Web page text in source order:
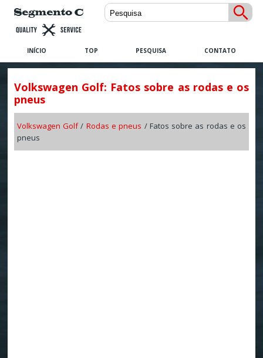
INÍCIO TOP PESQUISA CONTATO
Volkswagen Golf: Fatos sobre as rodas e os
pneus
Volkswagen Golf/ Rodas e pneus / Fatos sobre as rodas e os
pneus